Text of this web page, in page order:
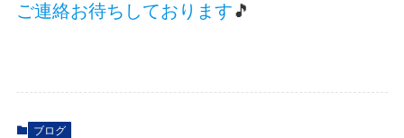
ご連絡お待ちしております🎵
ブログ